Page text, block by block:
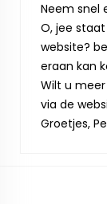
Neem snel
O, jee
website?
eraan kan
Wilt u
via de
Groetjes,